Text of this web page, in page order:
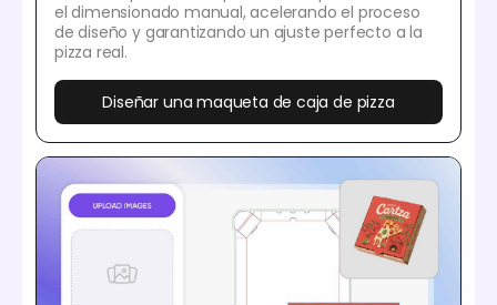
el dimensionado manual, acelerando el proceso
de diseño y garantizando un ajuste perfecto a la
pizza real.
Diseñar una maqueta de caja de pizza